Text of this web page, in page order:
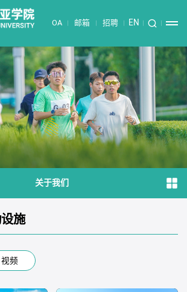
OA 邮箱 招聘 EN
关于我们
施
视频